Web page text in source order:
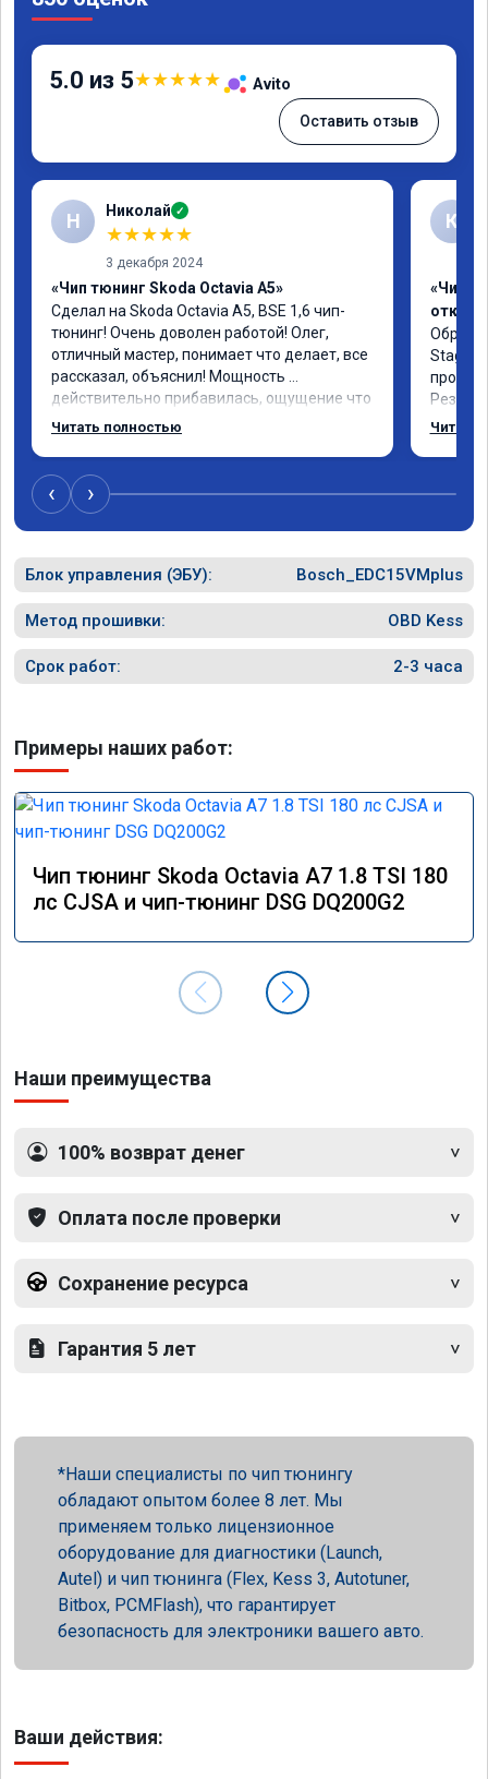
5.0 из 5★★★★★ Avito
Оставить отзыв
Н Николай ✓
★★★★★
3 декабря 2024
«Чип тюнинг Skoda Octavia A5»
Сделал на Skoda Octavia A5, BSE 1,6 чип-
тюнинг! Очень доволен работой! Олег,
отличный мастер, понимает что делает, все
рассказал, объяснил! Мощность
действительно прибавилась, ощущение что
крутящий момент переехал жить на более
себя более резво, педаль акселератора
более чувствительно стала реагировать на
желание водителя ускорится. Ушли затупы
при ускорении в движении от 60 до 100 км.
обслуживании 16 ноября 2024. Пишу отзыв
3 декабря 2024. Расход топлива не
изменился при смешанном режиме от 7,3
до 8 л, но увеличился в пробках от 9 до 12.
Работы выполняли в г. Балашиха, ул.
Третьяка, 1Б
Читать полностью
К
«Чип
Stage1
как
Читать
‹ ›
Блок управления (ЭБУ): Bosch_EDC15VMplus
Метод прошивки: OBD Kess
Срок работ: 2-3 часа
Примеры наших работ:
Чип тюнинг Skoda Octavia A7 1.8 TSI 180
лс CJSA и чип-тюнинг DSG DQ200G2
Наши преимущества
100% возврат денег
Оплата после проверки
Сохранение ресурса
Гарантия 5 лет
Наши специалисты по чип тюнингу
обладают опытом более 8 лет. Мы
применяем только лицензионное
оборудование для диагностики (Launch,
Autel) и чип тюнинга (Flex, Kess 3, Autotuner,
Bitbox, PCMFlash), что гарантирует
безопасность для электроники вашего авто.
Ваши действия: